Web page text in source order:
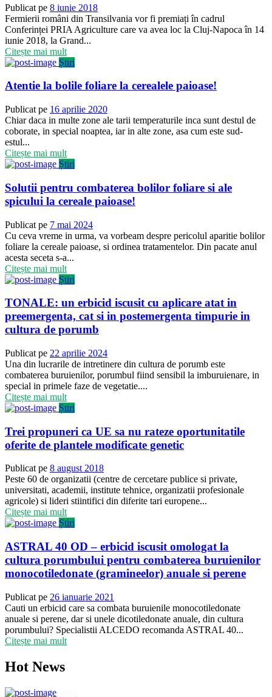
Publicat pe 8 iunie 2018
Fermierii români din Transilvania vor fi premiați în cadrul
Conferinței PRIA Agriculture care va avea loc la Cluj-Napoca în 14
iunie 2018, la Grand...
Citește mai mult
Știri
Atentie la bolile foliare la cerealele paioase!
Publicat pe 16 aprilie 2020
Chiar daca in multe zone ale tarii temperaturile inca sunt destul de
coborate, in special noaptea, iar in alte zone, asa cum este sud-
estul...
Citește mai mult
Știri
Solutii pentru combaterea bolilor foliare si ale
spicului la cereale paioase!
Publicat pe 7 mai 2024
Cu ceva vreme in urma, va vorbeam despre pericolul aparitie bolilor
foliare la cereale paioase, si ordinea tratamentelor. Din pacate anul
acesta seceta s-a...
Citește mai mult
Știri
TONALE: un erbicid iscusit cu aplicare atat in
preemergenta, cat si in postemergenta timpurie in
cultura de porumb
Publicat pe 22 aprilie 2024
Una din lucrarile de intretinere din cultura de porumb este
combaterea buruienilor, porumbul fiind sensibil la imburuienare, in
special in primele faze de vegetatie....
Citește mai mult
Știri
Trei propuneri ca UE sa nu rateze oportunitatile
oferite de plantele modificate genetic
Publicat pe 8 august 2018
Peste 60 de organizatii (centre de cercetare publice si private,
universitati, academii, institute tehnice, organizatii profesionale
agricole) si lideri stiintifici din diferite tari europene...
Citește mai mult
Știri
ASTRAL 40 OD – erbicid iscusit omologat la
cultura porumbului pentru combaterea buruienilor
monocotiledonate (gramineelor) anuale si perene
Publicat pe 26 ianuarie 2021
Cauti un erbicid care sa combata buruienile monocotiledonate
anuale si perene, dar si unele dicotiledonate anuale, din cultura
porumbului? Specialistii ALCEDO recomanda ASTRAL 40...
Citește mai mult
Hot News